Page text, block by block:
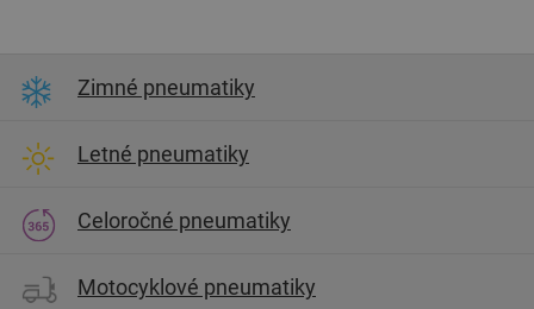
Zimné pneumatiky
Letné pneumatiky
Celoročné pneumatiky
Motocyklové pneumatiky